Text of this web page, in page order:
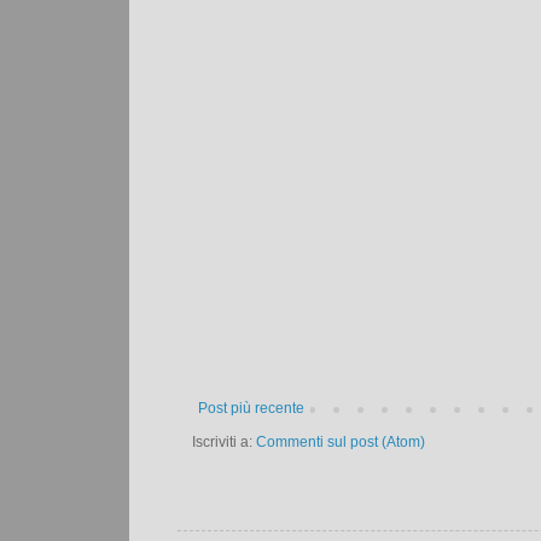
Post più recente
Iscriviti a: Commenti sul post (Atom)